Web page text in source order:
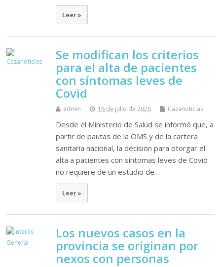
Leer »
Se modifican los criterios
para el alta de pacientes
con síntomas leves de
Covid
admin 16 de julio de 2020 Cazanoticias
Desde el Ministerio de Salud se informó que, a
partir de pautas de la OMS y de la cartera
sanitaria nacional, la decisión para otorgar el
alta a pacientes con síntomas leves de Covid
no requiere de un estudio de…
Leer »
Los nuevos casos en la
provincia se originan por
nexos con personas